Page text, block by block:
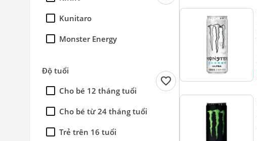
Kunitaro
Monster Energy
Độ tuổi
Cho bé 12 tháng tuổi
Cho bé từ 24 tháng tuổi
Trẻ trên 16 tuổi
favorite